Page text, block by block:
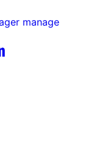
manage